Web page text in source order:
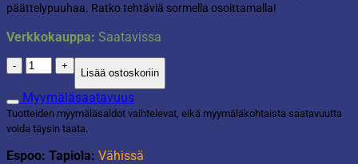
päättelypuuhaa. Ratko tehtäviä sormella osoittamalla!
Verkkokauppa: Saatavissa
Oppi&ilo
Minä
osaan
Ensimmäiset
puuhatehtäväni
määrä
Lisää ostoskoriin
Myymäläsaatavuus
Tuotteiden myymäläsaldot vaihtelevat, eikä myymäläkohtaista saatavuutta
voida täysin taata.
Espoo: Tapiola: Vähissä